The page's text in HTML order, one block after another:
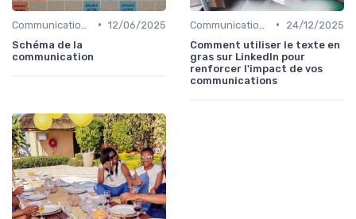
• 12/06/2025
Schéma de la
communication
•
24/12/2025
Comment utiliser le texte en
gras sur LinkedIn pour
renforcer l'impact de vos
communications